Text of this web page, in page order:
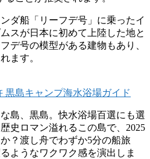
ダ船「リーフデ号」に乗ったイ
スが日本に初めて上陸した地と
デ号の模型がある建物もあり、
ます。
黒島キャンプ海水浴場ガイド
島、黒島。快水浴場百選にも選
史ロマン溢れるこの島で、2025
？渡し舟でわずか5分の船旅
ようなワクワク感を演出しま